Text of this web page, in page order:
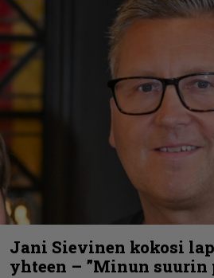
Jani Sievinen kokosi
yhteen – ”Minun